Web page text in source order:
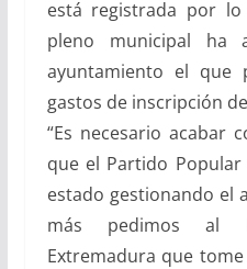
está registrada por
pleno municipal ha
ayuntamiento el que
gastos de inscripción
“Es necesario acabar
que el Partido
estado gestionando el
más pedimos al
Extremadura que